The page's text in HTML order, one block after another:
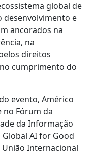
global de
desenvolvimento e
ancorados na
na
direitos
cumprimento do
evento, Américo
Fórum da
da Informação
Global AI for Good
Internacional